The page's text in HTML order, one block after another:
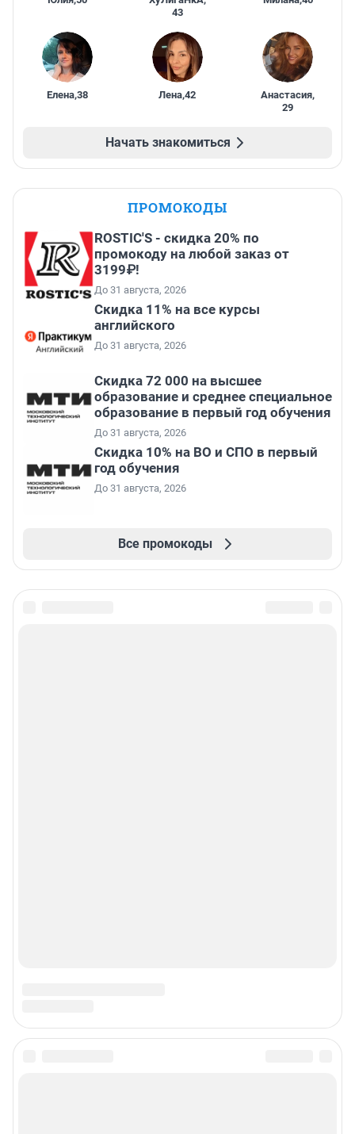
43
Елена,38 Лена,42 Анастасия,
29
Начать знакомиться
ПРОМОКОДЫ
ROSTIC'S - скидка 20% по
промокоду на любой заказ от
3199₽!
До 31 августа, 2026
Скидка 11% на все курсы
английского
До 31 августа, 2026
Скидка 72 000 на высшее
образование и среднее специальное
образование в первый год обучения
До 31 августа, 2026
Скидка 10% на ВО и СПО в первый
год обучения
До 31 августа, 2026
Все промокоды